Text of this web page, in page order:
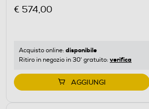
€ 574,00
Acquisto online: disponibile
Ritiro in negozio in 30' gratuito: verifica
AGGIUNGI